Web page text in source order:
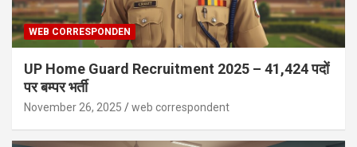
WEB CORRESPONDEN
UP Home Guard Recruitment 2025 – 41,424 पदों
पर बम्पर भर्ती
November 26, 2025 web correspondent